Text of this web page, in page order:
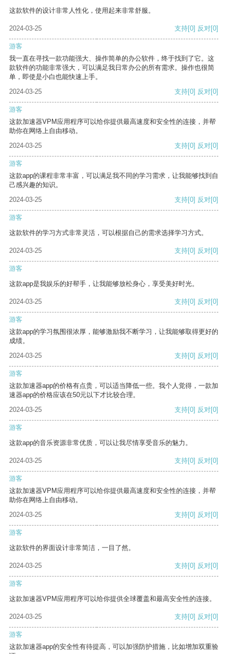
这款软件的设计非常人性化，使用起来非常舒服。
2024-03-25 支持[0] 反对[0]
游客
我一直在寻找一款功能强大、操作简单的办公软件，终于找到了它。这
款软件的功能非常强大，可以满足我日常办公的所有需求。操作也很简
单，即使是小白也能快速上手。
2024-03-25
支持[0] 反对[0]
游客
这款加速器VPM应用程序可以给你提供最高速度和安全性的连接，并帮
助你在网络上自由移动。
2024-03-25
支持[0] 反对[0]
游客
这款app的课程非常丰富，可以满足我不同的学习需求，让我能够找到自
己感兴趣的知识。
2024-03-25
支持[0] 反对[0]
游客
这款软件的学习方式非常灵活，可以根据自己的需求选择学习方式。
2024-03-25 支持[0] 反对[0]
游客
这款app是我娱乐的好帮手，让我能够放松身心，享受美好时光。
2024-03-25 支持[0] 反对[0]
游客
这款app的学习氛围很浓厚，能够激励我不断学习，让我能够取得更好的
成绩。
2024-03-25
支持[0] 反对[0]
游客
这款加速器app的价格有点贵，可以适当降低一些。我个人觉得，一款加
速器app的价格应该在50元以下才比较合理。
2024-03-25
支持[0] 反对[0]
游客
这款app的音乐资源非常优质，可以让我尽情享受音乐的魅力。
2024-03-25 支持[0] 反对[0]
游客
这款加速器VPM应用程序可以给你提供最高速度和安全性的连接，并帮
助你在网络上自由移动。
2024-03-25
支持[0] 反对[0]
游客
这款软件的界面设计非常简洁，一目了然。
2024-03-25 支持[0] 反对[0]
游客
这款加速器VPM应用程序可以给你提供全球覆盖和最高安全性的连接。
2024-03-25 支持[0] 反对[0]
游客
这款加速器app的安全性有待提高，可以加强防护措施，比如增加双重验